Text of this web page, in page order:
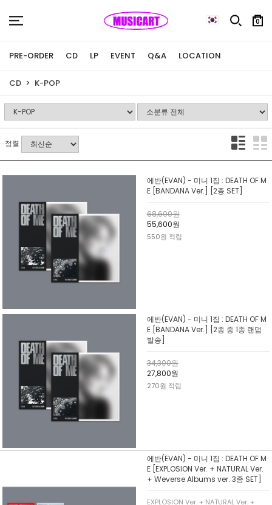
0
PRE-ORDER CD LP EVENT Q&A LOCATION
CD K-POP
정렬
에반(EVAN) - 미니 1집 : DEATH OF M
E [BANDANA Ver.] [2종 SET]
68,600원
55,600원
550원 적립
에반(EVAN) - 미니 1집 : DEATH OF M
E [BANDANA Ver.] [2종 중 1종 랜덤
발송]
34,300원
27,800원
270원 적립
에반(EVAN) - 미니 1집 : DEATH OF M
E [EXPLOSION Ver. + NATURAL Ver.
+ Weverse Albums ver. 3종 SET]
EXPLOSION Ver. + NATURAL Ver. +